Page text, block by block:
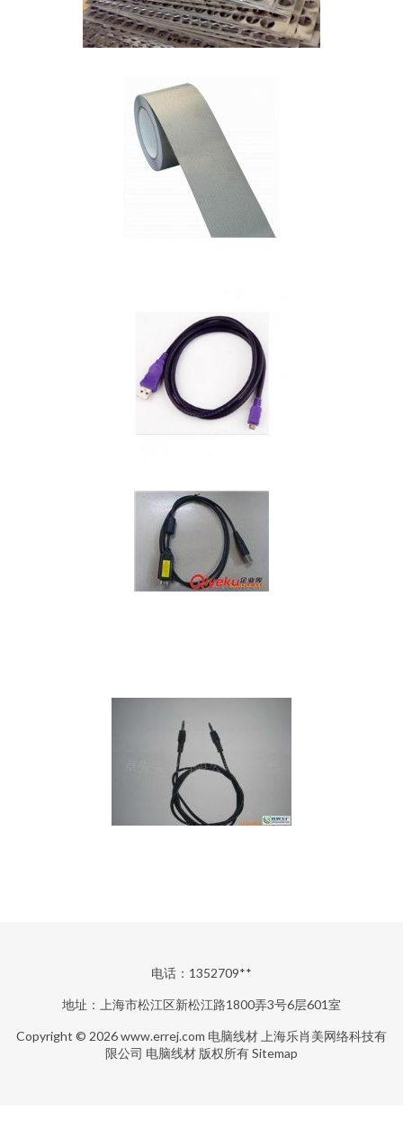
电话：1352709**
地址：上海市松江区新松江路1800弄3号6层601室
Copyright © 2026www.errej.com 电脑线材 上海乐肖美网络科技有
限公司 电脑线材 版权所有Sitemap